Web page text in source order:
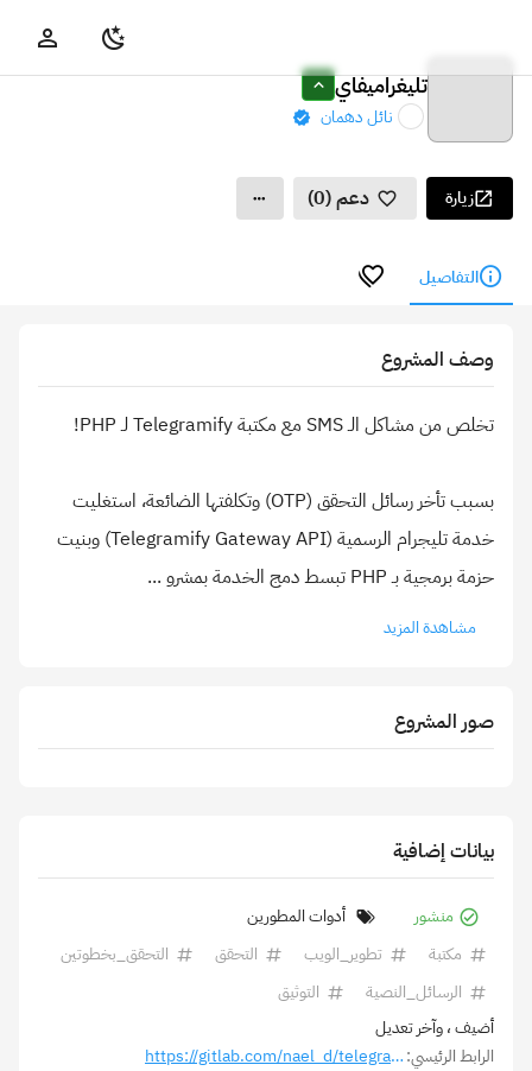
تليغراميفاي
نائل دهمان
زيارة دعم (0)
التفاصيل
وصف المشروع
بسبب تأخر رسائل التحقق (OTP) وتكلفتها الضائعة، استغليت
خدمة تليجرام الرسمية (Telegramify Gateway API) وبنيت
حزمة برمجية بـ PHP تبسط دمج الخدمة بمشرو
...
مشاهدة المزيد
صور المشروع
بيانات إضافية
منشور
أدوات المطورين
مكتبة
تطوير_الويب التحقق
التحقق_بخطوتين
الرسائل_النصية
التوثيق
أضيف، وآخر تعديل
الرابط الرئيسي:https://gitlab.com/nael_d/telegramify